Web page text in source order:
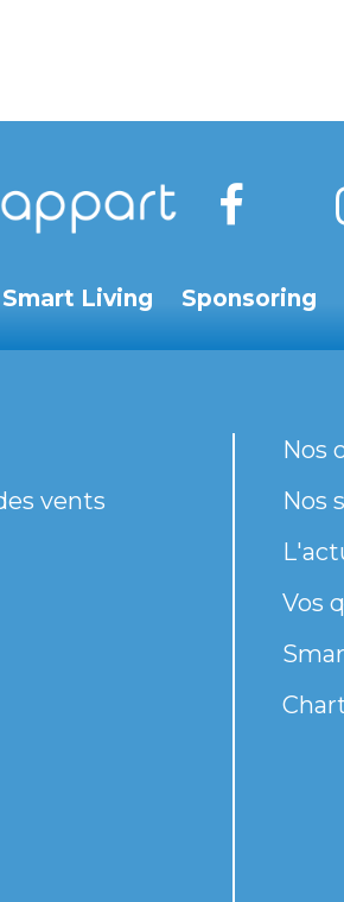
Smart Living Sponsoring
vents
Nos
Nos
Vos